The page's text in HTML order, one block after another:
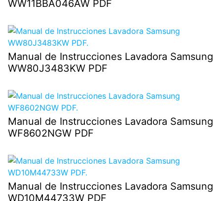
WW11BBA046AW PDF
Manual de Instrucciones Lavadora Samsung
WW80J3483KW PDF
Manual de Instrucciones Lavadora Samsung
WF8602NGW PDF
Manual de Instrucciones Lavadora Samsung
WD10M44733W PDF